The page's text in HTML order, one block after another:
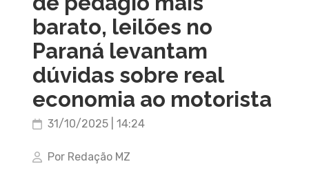
barato, leilões no
Paraná levantam
dúvidas sobre real
economia ao motorista
31/10/2025 | 14:24
Por Redação MZ